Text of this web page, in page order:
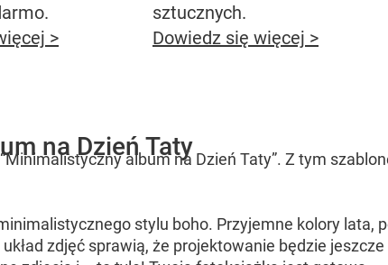
>
sztucznych.
Dowiedz się więcej >
na Dzień Tatyalbum na Dzień Taty”. Z tym
stylu boho. Przyjemne kolory lata,
zdjęć sprawią, że projektowanie będzie